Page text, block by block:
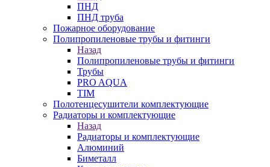
ПНД
ПНД труба
Пожарное оборудование
Полипропиленовые трубы и фитинги
Назад
Полипропиленовые трубы и фитинги
Трубы
PRO AQUA
TIM
Полотенцесушители комплектующие
Радиаторы и комплектующие
Назад
Радиаторы и комплектующие
Алюминий
Биметалл